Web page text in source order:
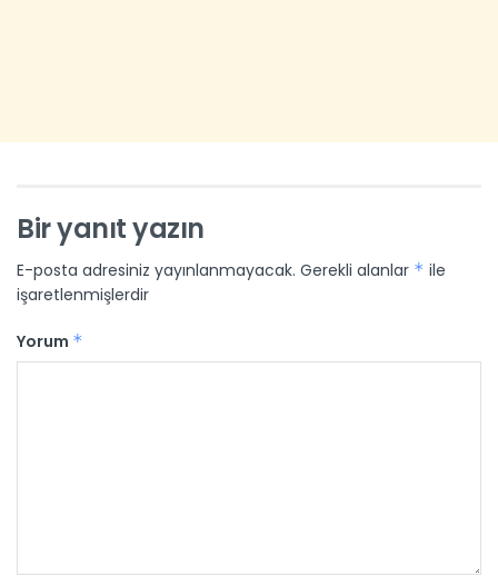
Bir yanıt yazın
E-posta adresiniz yayınlanmayacak. Gerekli alanlar * ile
işaretlenmişlerdir
Yorum *